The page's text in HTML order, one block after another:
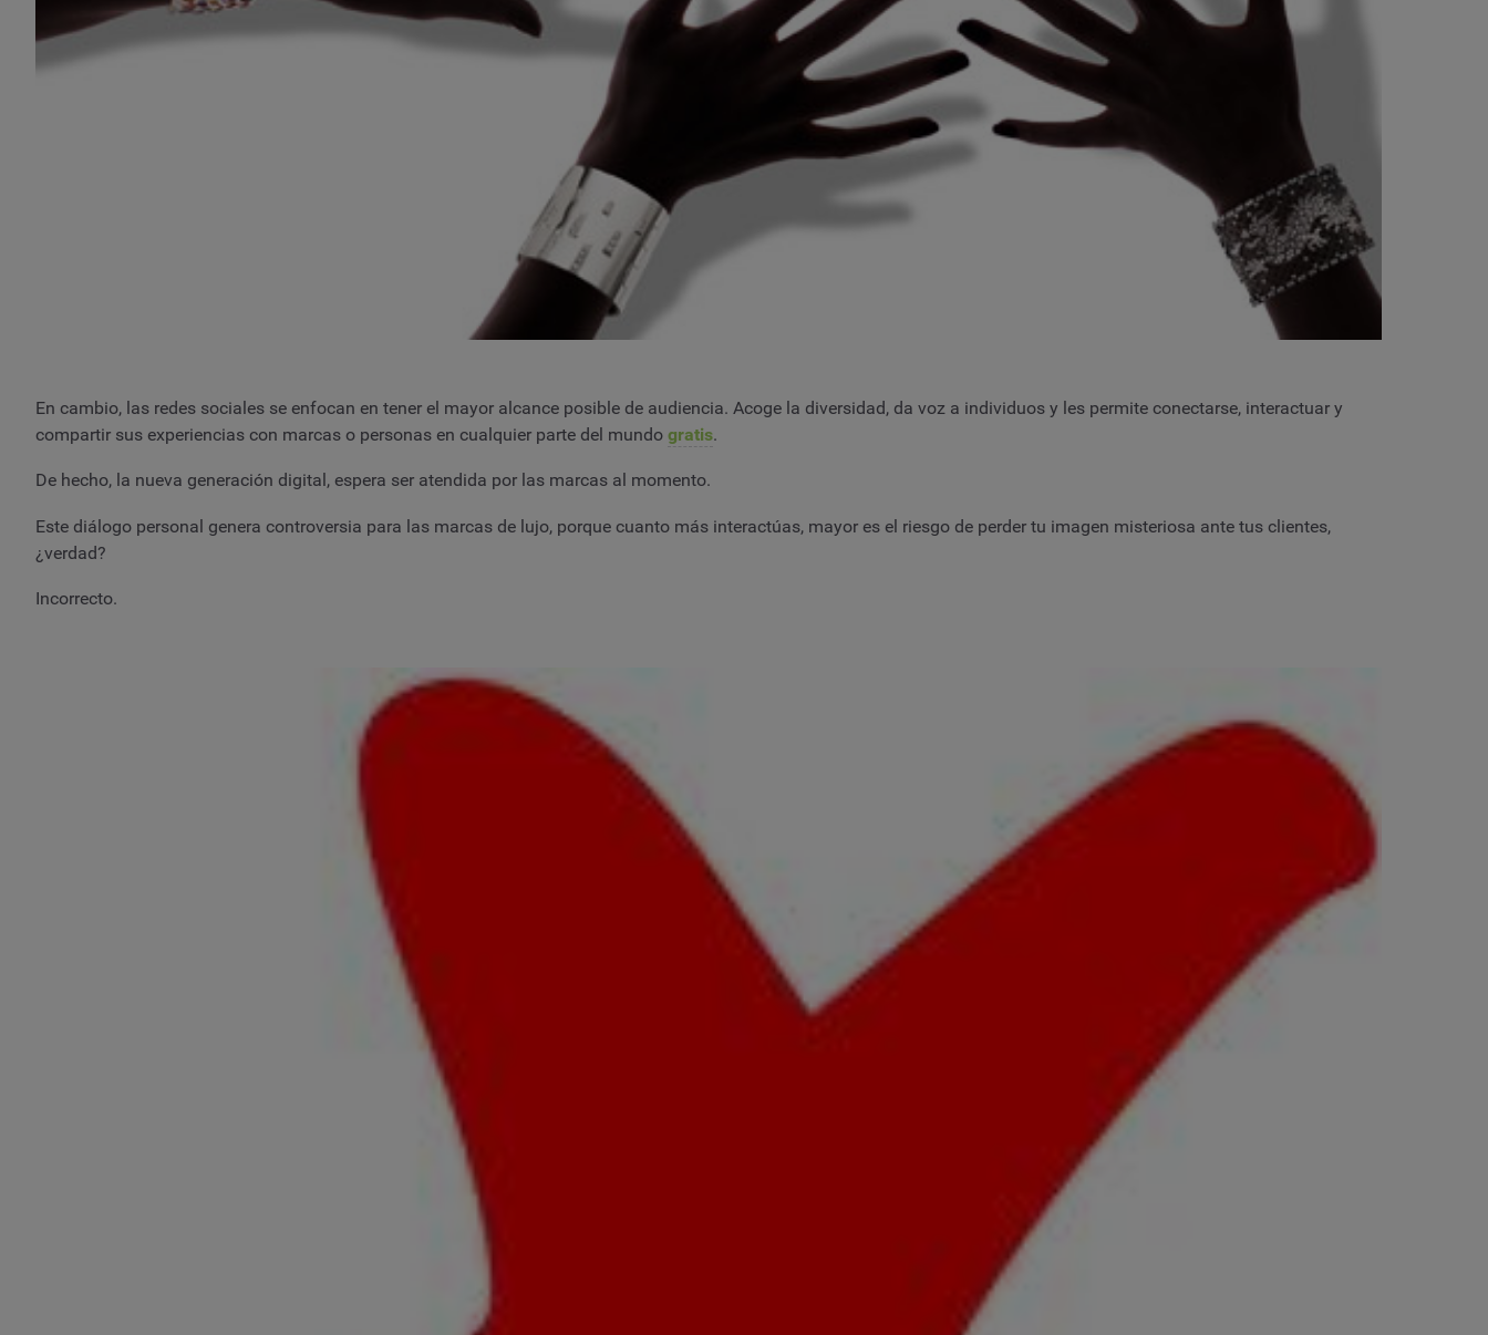
En cambio, las redes sociales se enfocan en tener el mayor alcance posible de audiencia. Acoge la diversidad, da voz a individuos y les permite conectarse, interactuar y
compartir sus experiencias con marcas o personas en cualquier parte del mundo gratis.
De hecho, la nueva generación digital, espera ser atendida por las marcas al momento.
Este diálogo personal genera controversia para las marcas de lujo, porque cuanto más interactúas, mayor es el riesgo de perder tu imagen misteriosa ante tus clientes,
¿verdad?
Incorrecto.